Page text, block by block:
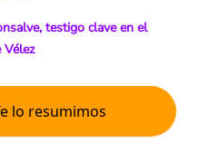
testigo clave en el
Vélez
lo resumimos